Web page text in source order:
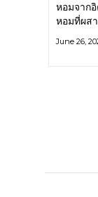
หอมจาก
หอมที่ผส
แบรนด์เ
June 26,